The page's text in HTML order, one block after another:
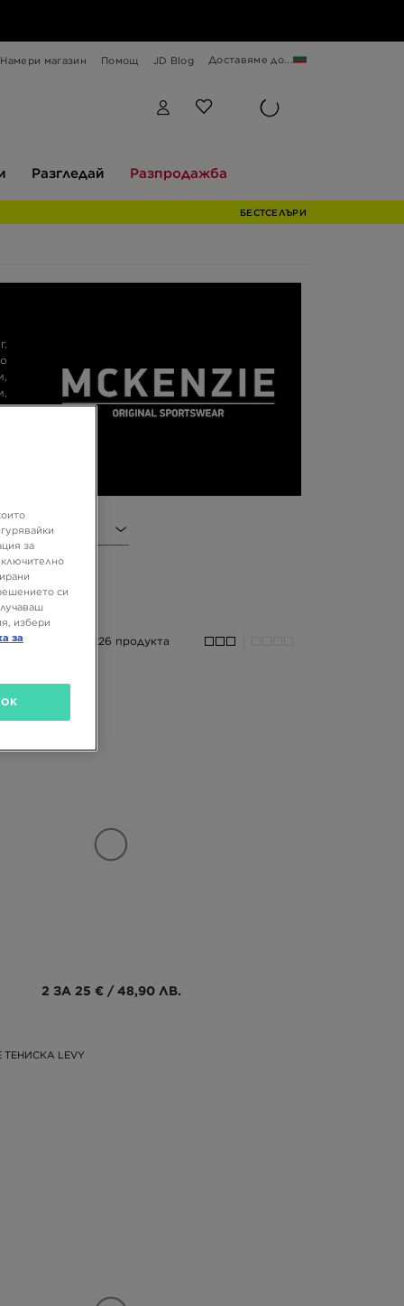
Намери магазин Помощ JD Blog Доставяме до...
Разгледай Разпродажба
БЕСТСЕЛЪРИ
226 продукта
2 ЗА 25 € / 48,90 ЛВ.
ТЕНИСКА LEVY
за
си
избери
за
OK